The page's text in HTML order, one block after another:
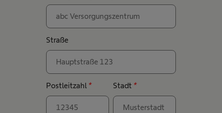
Straße
Postleitzahl * Stadt *